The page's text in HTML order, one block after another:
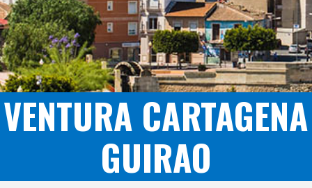
VENTURA CARTAGENA
GUIRAO